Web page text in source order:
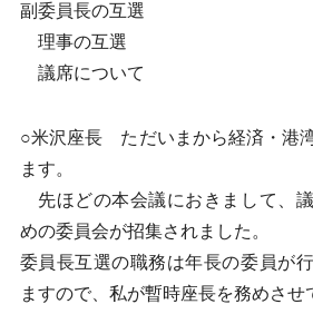
副委員長の互選
理事の互選
議席について
○米沢座長 ただいまから経済・港
ます。
先ほどの本会議におきまして、
めの委員会が招集されました。
委員長互選の職務は年長の委員が
ますので、私が暫時座長を務めさせ